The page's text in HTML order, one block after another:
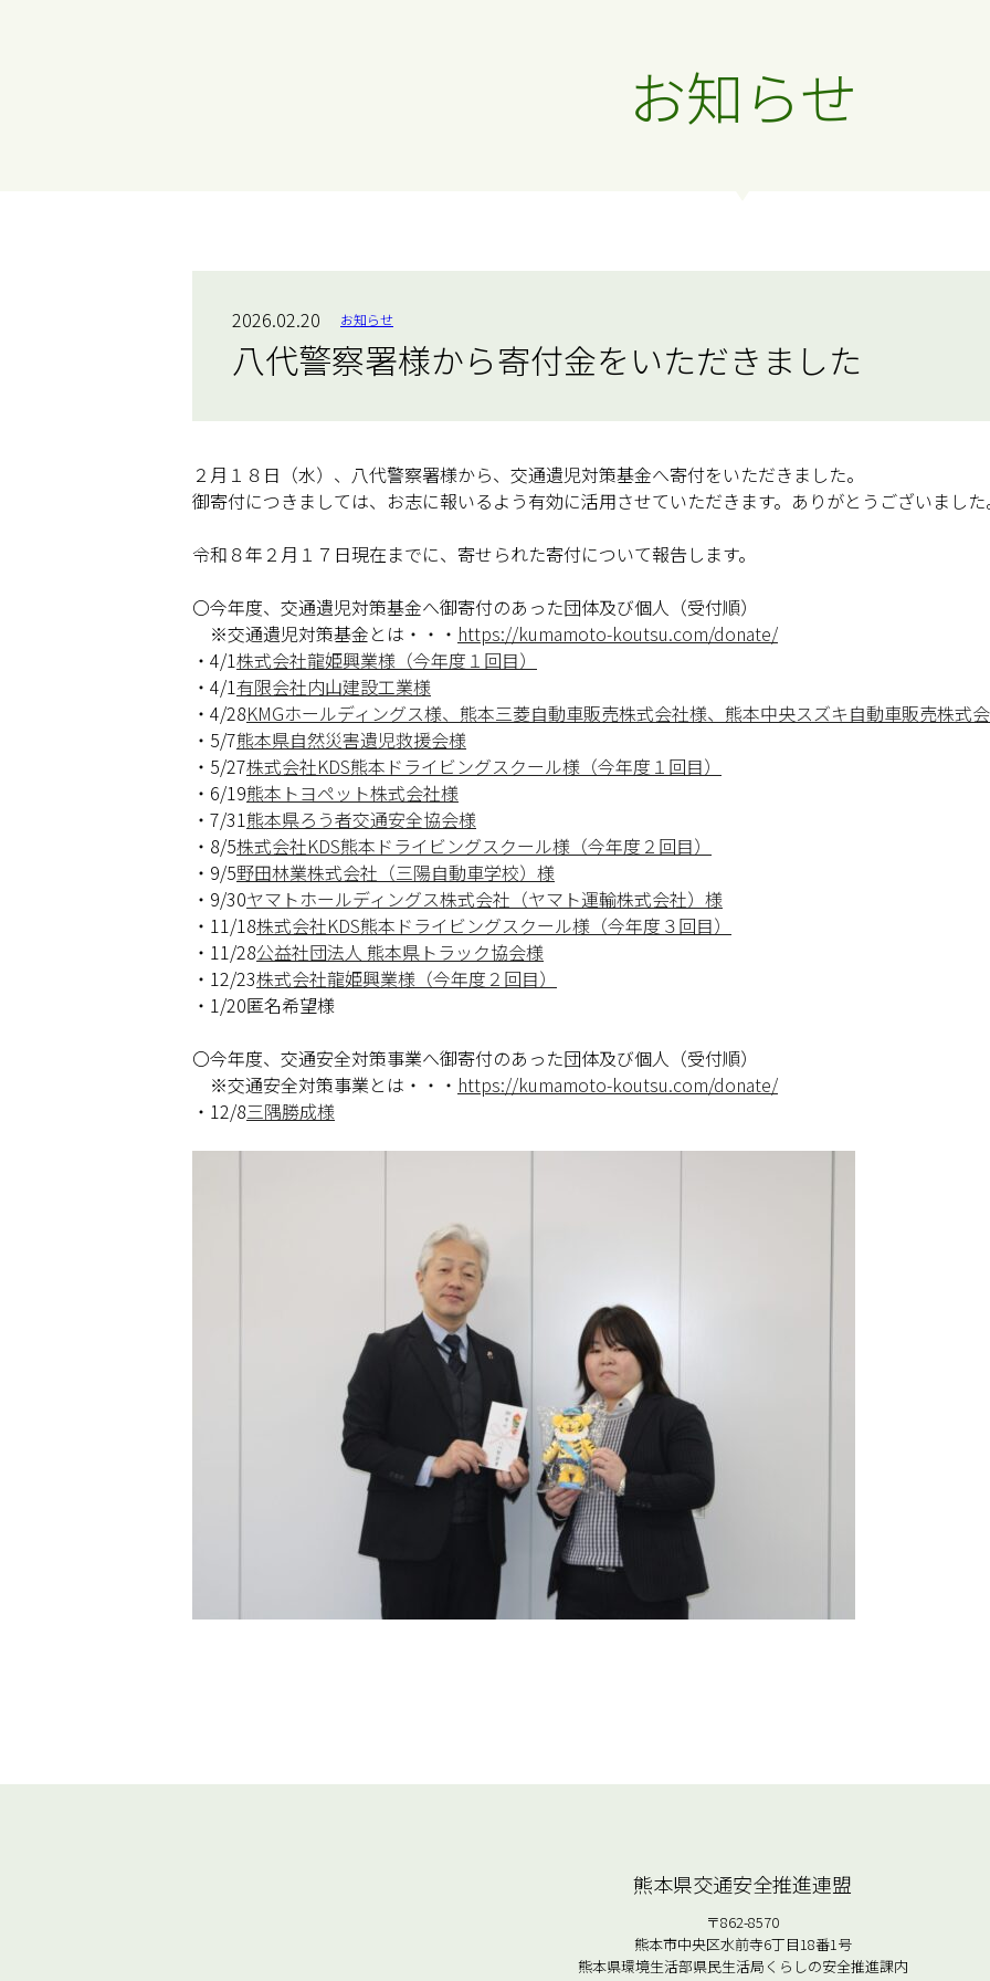
お知らせ
2026.02.20 お知らせ
八代警察署様から寄付金をいただきました
２月１８日（水）、八代警察署様から、交通遺児対策基金へ寄付をいただきました。
御寄付につきましては、お志に報いるよう有効に活用させていただきます。ありがとうございました
令和８年２月１７日現在までに、寄せられた寄付について報告します。
〇今年度、交通遺児対策基金へ御寄付のあった団体及び個人（受付順）
※交通遺児対策基金とは・・・ https://kumamoto-koutsu.com/donate/
・4/1株式会社龍姫興業様（今年度１回目）
・4/1有限会社内山建設工業様
・4/28KMGホールディングス様、熊本三菱自動車販売株式会社様、熊本中央スズキ自動車販売株式
・5/7熊本県自然災害遺児救援会様
・5/27株式会社KDS熊本ドライビングスクール様（今年度１回目）
・6/19熊本トヨペット株式会社様
・7/31熊本県ろう者交通安全協会様
・8/5株式会社KDS熊本ドライビングスクール様（今年度２回目）
・9/5野田林業株式会社（三陽自動車学校）様
・9/30ヤマトホールディングス株式会社（ヤマト運輸株式会社）様
・11/18株式会社KDS熊本ドライビングスクール様（今年度３回目）
・11/28公益社団法人 熊本県トラック協会様
・12/23株式会社龍姫興業様（今年度２回目）
・1/20匿名希望様
〇今年度、交通安全対策事業へ御寄付のあった団体及び個人（受付順）
※交通安全対策事業とは・・・ https://kumamoto-koutsu.com/donate/
・12/8三隅勝成様
熊本県交通安全推進連盟
〒862-8570
熊本市中央区水前寺6丁目18番1号
熊本県環境生活部県民生活局くらしの安全推進課内